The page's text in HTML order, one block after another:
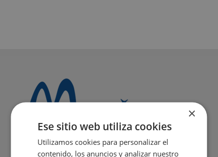
×
Ese sitio web utiliza cookies
Utilizamos cookies para personalizar el
contenido, los anuncios y analizar nuestro